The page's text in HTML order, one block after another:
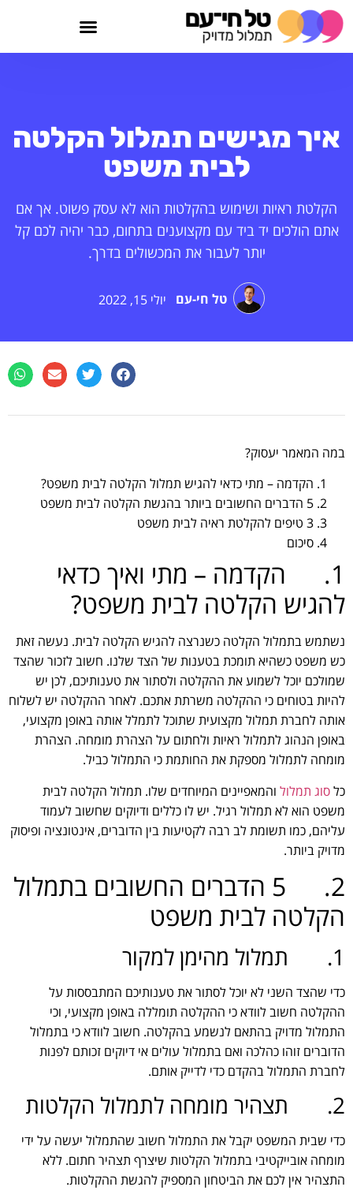
איך מגישים תמלול הקלטה
לבית משפט
הקלטת ראיות ושימוש בהקלטות הוא לא עסק פשוט. אך אם
אתם הולכים יד ביד עם מקצוענים בתחום, כבר יהיה לכם קל
יותר לעבור את המכשולים בדרך.
טל חי-עם יולי 15, 2022
במה המאמר יעסוק?
הקדמה – מתי כדאי להגיש תמלול הקלטה לבית משפט?
5 הדברים החשובים ביותר בהגשת הקלטה לבית משפט
3 טיפים להקלטת ראיה לבית משפט
סיכום
1. הקדמה – מתי ואיך כדאי
להגיש הקלטה לבית משפט?
נשתמש בתמלול הקלטה כשנרצה להגיש הקלטה לבית. נעשה זאת
כש משפט כשהיא תומכת בטענות של הצד שלנו. חשוב לזכור שהצד
שמולכם יוכל לשמוע את ההקלטה ולסתור את טענותיכם, לכן יש
להיות בטוחים כי ההקלטה משרתת אתכם. לאחר ההקלטה יש לשלוח
אותה לחברת תמלול מקצועית שתוכל לתמלל אותה באופן מקצועי,
באופן הנהוג לתמלול ראיות ולחתום על הצהרת מומחה. הצהרת
מומחה לתמלול מספקת את החותמת כי התמלול כביל.
כלסוג תמלול והמאפיינים המיוחדים שלו. תמלול הקלטה לבית
משפט הוא לא תמלול רגיל. יש לו כללים ודיוקים שחשוב לעמוד
עליהם, כמו תשומת לב רבה לקטיעות בין הדוברים, אינטונציה ופיסוק
מדויק ביותר.
2. 5 הדברים החשובים בתמלול
הקלטה לבית משפט
1. תמלול מהימן למקור
כדי שהצד השני לא יוכל לסתור את טענותיכם המתבססות על
ההקלטה חשוב לוודא כי ההקלטה תומללה באופן מקצועי, וכי
התמלול מדויק בהתאם לנשמע בהקלטה. חשוב לוודא כי בתמלול
הדוברים זוהו כהלכה ואם בתמלול עולים אי דיוקים זכותם לפנות
לחברת התמלול בהקדם כדי לדייק אותם.
2. תצהיר מומחה לתמלול הקלטות
כדי שבית המשפט יקבל את התמלול חשוב שהתמלול יעשה על ידי
מומחה אובייקטיבי בתמלול הקלטות שיצרף תצהיר חתום. ללא
התצהיר אין לכם את הביטחון המספיק להגשת ההקלטות.